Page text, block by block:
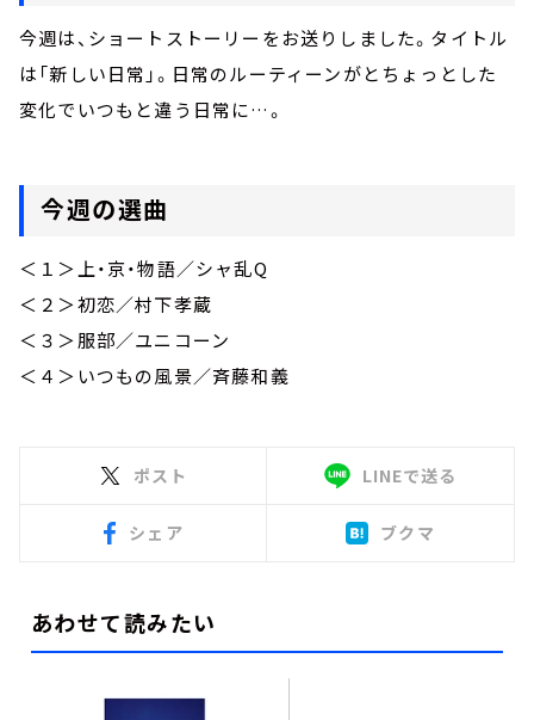
今週は、 ショートストーリーをお送りしました。タイトル
は「新しい日常」。日常のルーティーンがとちょっとした
変化でいつもと違う日常に…。
今週の選曲
＜１＞上・京・物語／シャ乱Q
＜２＞初恋／村下孝蔵
＜３＞服部／ユニコーン
＜４＞いつもの風景／斉藤和義
ポスト LINEで送る
シェア ブクマ
あわせて読みたい